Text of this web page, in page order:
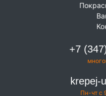
+7
krepej-
Пн-чт с